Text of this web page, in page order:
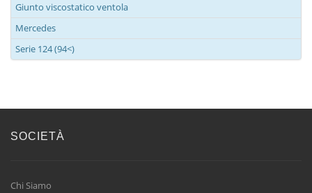
Giunto viscostatico ventola
Mercedes
Serie 124 (94<)
SOCIETÀ
Chi Siamo